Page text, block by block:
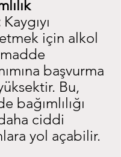
Kaygıyı
için alkol
başvurma
Bu,
bağımlılığı
ciddi
yol açabilir.